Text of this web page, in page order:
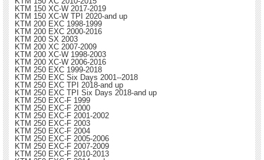
KTM 150 XC-W 2017-2019
KTM 150 XC-W TPI 2020-and up
KTM 200 EXC 1998-1999
KTM 200 EXC 2000-2016
KTM 200 SX 2003
KTM 200 XC 2007-2009
KTM 200 XC-W 1998-2003
KTM 200 XC-W 2006-2016
KTM 250 EXC 1999-2018
KTM 250 EXC Six Days 2001--2018
KTM 250 EXC TPI 2018-and up
KTM 250 EXC TPI Six Days 2018-and up
KTM 250 EXC-F 1999
KTM 250 EXC-F 2000
KTM 250 EXC-F 2001-2002
KTM 250 EXC-F 2003
KTM 250 EXC-F 2004
KTM 250 EXC-F 2005-2006
KTM 250 EXC-F 2007-2009
KTM 250 EXC-F 2010-2013